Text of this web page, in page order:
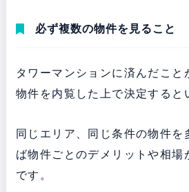
必ず複数の物件を見ること
タワーマンションに済んだこと
物件を内覧した上で決定すると
同じエリア、同じ条件の物件を
ば物件ごとのデメリットや相場
です。